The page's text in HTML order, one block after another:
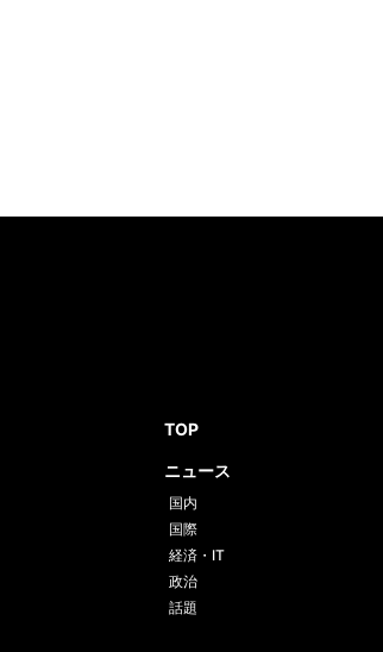
TOP
ニュース
国内
国際
経済・IT
政治
話題